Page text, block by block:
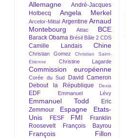
Allemagne
André-Jacques
Holbecq
Angela Merkel
Arcelor-Mittal Argentine Arnaud
Montebourg
Attac BCE
Barack Obama Brésil Bâle 2 CDS
Camille Landais Chine
Christian Gomez
Christian Saint-
Etienne
Christine Lagarde
Commission européenne
Corée du Sud
David Cameron
Debout la République
Dexia
EDF Emmanuel Lévy
Emmanuel Todd
Eric
Zemmour
Espagne
Etats-
Unis
FESF FMI
Franklin
Roosevelt
François Bayrou
François Fillon